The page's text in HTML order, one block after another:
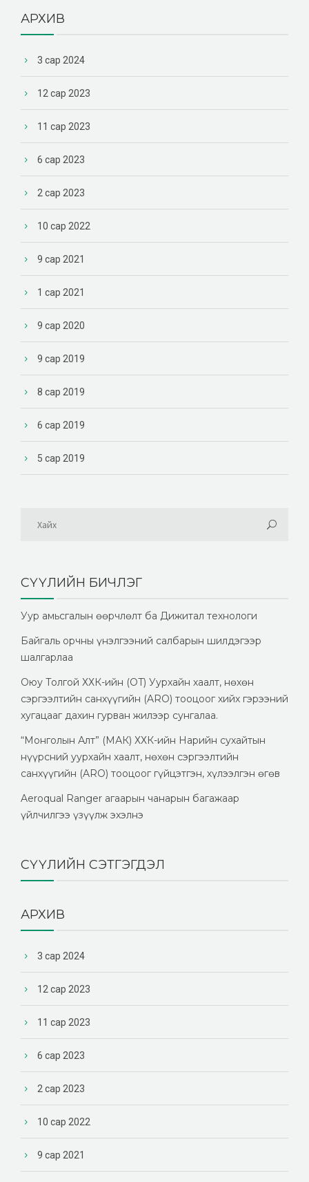
АРХИВ
3 сар 2024
12 сар 2023
11 сар 2023
6 сар 2023
2 сар 2023
10 сар 2022
9 сар 2021
1 сар 2021
9 сар 2020
9 сар 2019
8 сар 2019
6 сар 2019
5 сар 2019
СҮҮЛИЙН БИЧЛЭГ
Уур амьсгалын өөрчлөлт ба Дижитал технологи
Байгаль орчны үнэлгээний салбарын шилдэгээр
шалгарлаа
Оюу Толгой ХХК-ийн (OT) Уурхайн хаалт, нөхөн
сэргээлтийн санхүүгийн (ARO) тооцоог хийх гэрээний
хугацааг дахин гурван жилээр сунгалаа.
“Монголын Алт” (МАК) ХХК-ийн Нарийн сухайтын
нүүрсний уурхайн хаалт, нөхөн сэргээлтийн
санхүүгийн (ARO) тооцоог гүйцэтгэн, хүлээлгэн өгөв
Aeroqual Ranger агаарын чанарын багажаар
үйлчилгээ үзүүлж эхэлнэ
СҮҮЛИЙН СЭТГЭГДЭЛ
АРХИВ
3 сар 2024
12 сар 2023
11 сар 2023
6 сар 2023
2 сар 2023
10 сар 2022
9 сар 2021